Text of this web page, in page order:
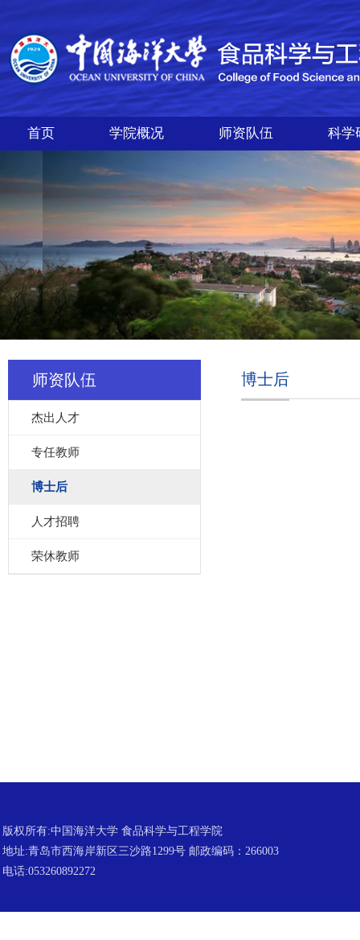
首页 学院概况 师资队伍 科学
师资队伍
杰出人才
专任教师
博士后
人才招聘
荣休教师
博士后
版权所有:中国海洋大学 食品科学与工程学院
地址:青岛市西海岸新区三沙路1299号 邮政编码：266003
电话:053260892272